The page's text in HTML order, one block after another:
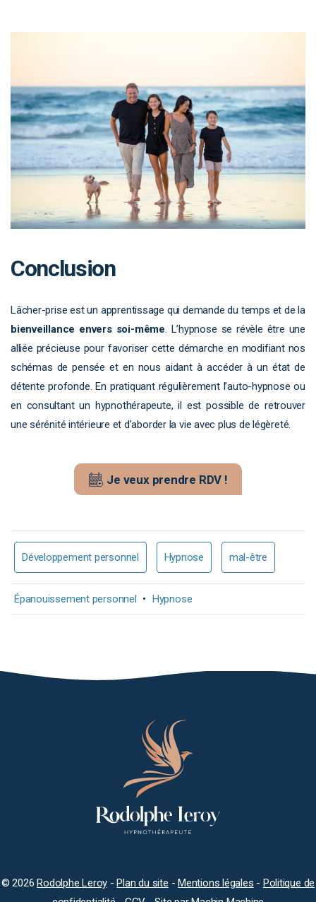
Conclusion
Lâcher-prise est un apprentissage qui demande du temps et de la
bienveillance envers soi-même. L’hypnose se révèle être une
alliée précieuse pour favoriser cette démarche en modifiant nos
schémas de pensée et en nous aidant à accéder à un état de
détente profonde. En pratiquant régulièrement l’auto-hypnose ou
en consultant un hypnothérapeute, il est possible de retrouver
une sérénité intérieure et d’aborder la vie avec plus de légèreté.
Je veux prendre RDV !
Développement personnel Hypnose mal-être
Épanouissement personnel • Hypnose
© 2026Rodolphe Leroy -Plan du site -Mentions légales - Politique de